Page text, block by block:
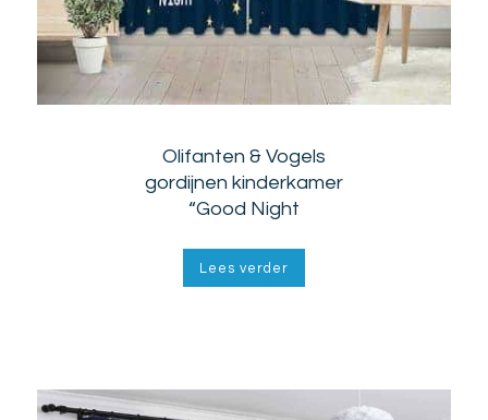
Olifanten & Vogels
gordijnen kinderkamer
“Good Night
Lees verder